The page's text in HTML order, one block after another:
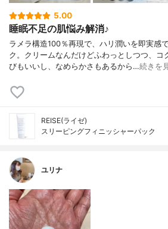
5.00
睡眠不足の肌悩み解消♪
ラメラ構造100％再現で、ハリ潤いを即実感
ク。クリームなんだけどふわっとしつつ、コ
びもいいし、なめらかさもあるから…続きを
REISE(ライゼ)
スリーピングフィニッシャーパック
ユリナ